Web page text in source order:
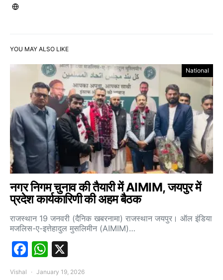
YOU MAY ALSO LIKE
National
नगर निगम चुनाव की तैयारी में AIMIM, जयपुर में
प्रदेश कार्यकारिणी की अहम बैठक
राजस्थान 19 जनवरी (दैनिक खबरनामा) राजस्थान जयपुर। ऑल इंडिया
मजलिस-ए-इत्तेहादुल मुसलिमीन (AIMIM)…
Facebook
WhatsApp
Vishal January 19, 2026